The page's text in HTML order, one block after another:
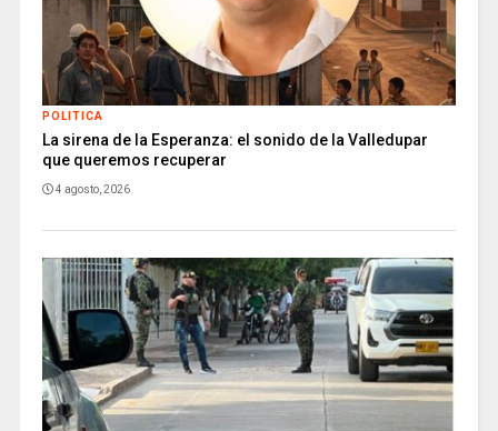
POLITICA
La sirena de la Esperanza: el sonido de la Valledupar
que queremos recuperar
4 agosto, 2026